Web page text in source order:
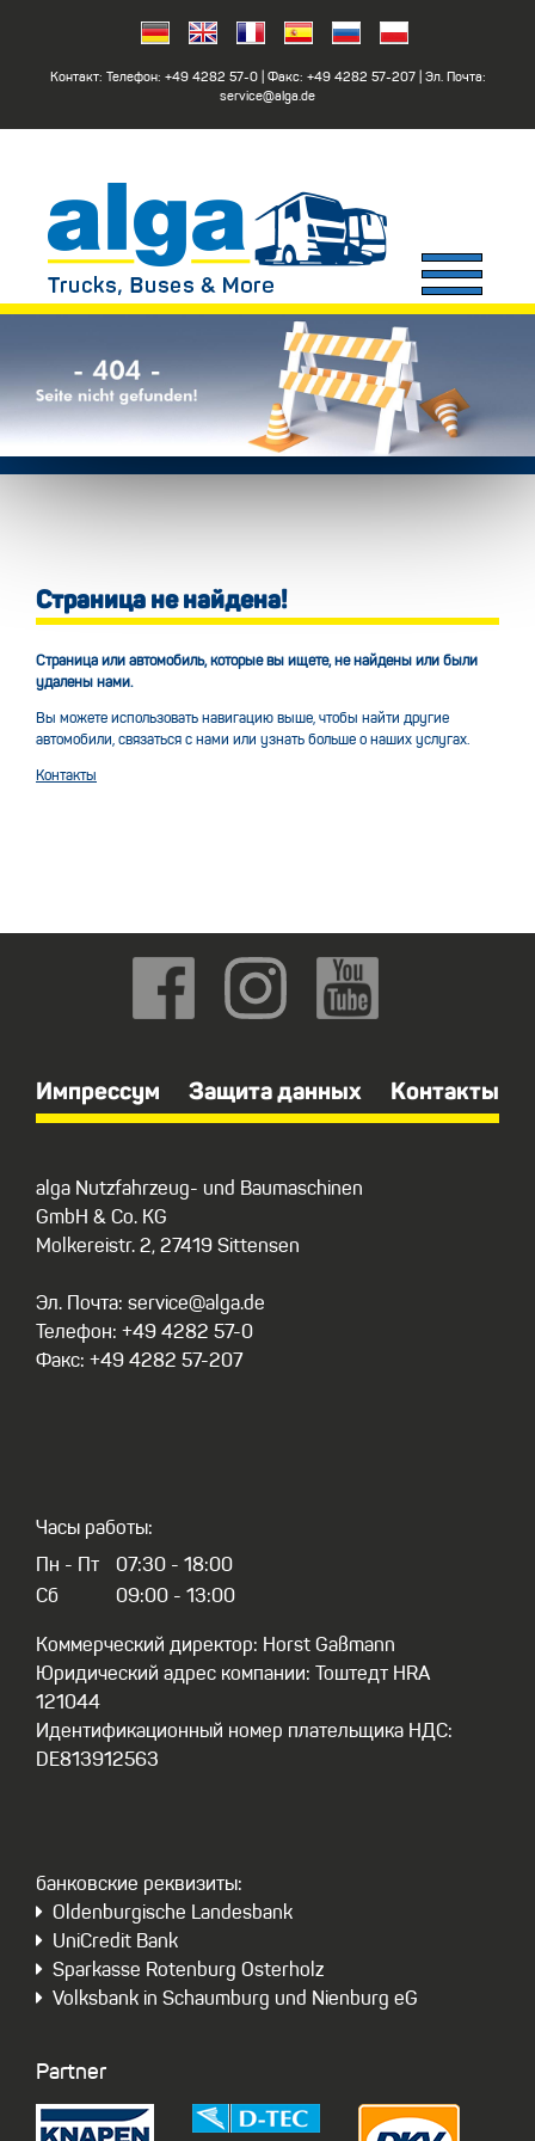
Контакт: Телефон: +49 4282 57-0| Факс: +49 4282 57-207| Эл. Почта:
service@alga.de
Страница не найдена!
Страница или автомобиль, которые вы ищете, не найдены или были
удалены нами.
Вы можете использовать навигацию выше, чтобы найти другие
автомобили, связаться с нами или узнать больше о наших услугах.
Контакты
Импрессум Защита данных Контакты
alga Nutzfahrzeug- und Baumaschinen
GmbH & Co. KG
Molkereistr. 2, 27419 Sittensen
Эл. Почта: service@alga.de
Телефон: +49 4282 57-0
Факс: +49 4282 57-207
Часы работы:
Пн - Пт
Сб
07:30 - 18:00
09:00 - 13:00
Коммерческий директор: Horst Gaßmann
Юридический адрес компании: Тоштедт HRA
121044
Идентификационный номер плательщика НДС:
DE813912563
бaнковские реквизиты:
Oldenburgische Landesbank
UniCredit Bank
Sparkasse Rotenburg Osterholz
Volksbank in Schaumburg und Nienburg eG
Partner